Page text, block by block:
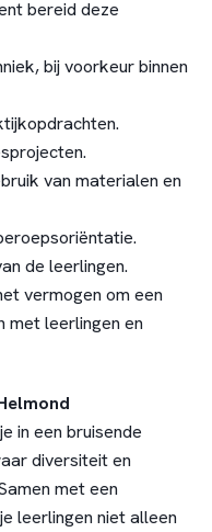
bereid deze
bij voorkeur binnen
van materialen en
de leerlingen.
vermogen om een
met leerlingen en
in een bruisende
diversiteit en
met een
leerlingen niet alleen